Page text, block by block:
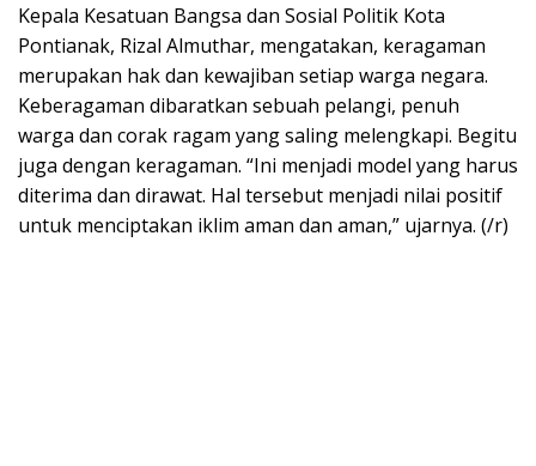
Kepala Kesatuan Bangsa dan Sosial Politik Kota
Pontianak, Rizal Almuthar, mengatakan, keragaman
merupakan hak dan kewajiban setiap warga negara.
Keberagaman dibaratkan sebuah pelangi, penuh
warga dan corak ragam yang saling melengkapi. Begitu
juga dengan keragaman. “Ini menjadi model yang harus
diterima dan dirawat. Hal tersebut menjadi nilai positif
untuk menciptakan iklim aman dan aman,” ujarnya. (/r)